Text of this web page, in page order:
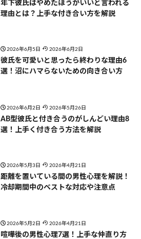
年下彼氏はやめたほうがいいと言われる
理由とは？上手な付き合い方を解説
2026年6月5日 2026年6月2日
彼氏を可愛いと思ったら終わりな理由6
選！沼にハマらないための向き合い方
2026年6月2日 2026年5月26日
AB型彼氏と付き合うのがしんどい理由8
選！上手く付き合う方法を解説
2026年5月3日 2026年4月21日
距離を置いている間の男性心理を解説！
冷却期間中のベストな対応や注意点
2026年5月2日 2026年4月21日
喧嘩後の男性心理7選！上手な仲直り方